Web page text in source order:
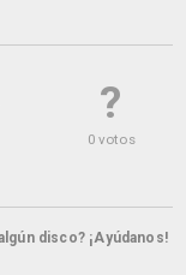
?
0 votos
disco? ¡Ayúdanos!